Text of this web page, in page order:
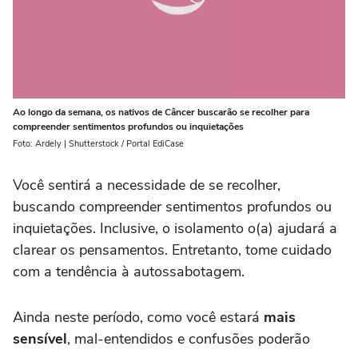
Ao longo da semana, os nativos de Câncer buscarão se recolher para
compreender sentimentos profundos ou inquietações
Foto: Ardely | Shutterstock / Portal EdiCase
Você sentirá a necessidade de se recolher,
buscando compreender sentimentos profundos ou
inquietações. Inclusive, o isolamento o(a) ajudará a
clarear os pensamentos. Entretanto, tome cuidado
com a tendência à autossabotagem.
Ainda neste período, como você estará mais
sensível, mal-entendidos e confusões poderão